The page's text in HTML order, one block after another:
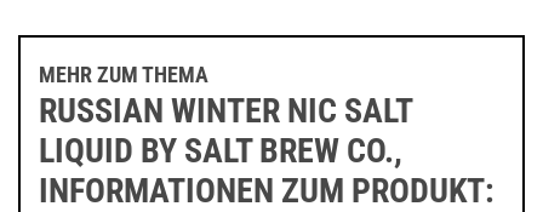
MEHR ZUM THEMA
RUSSIAN WINTER NIC SALT
LIQUID BY SALT BREW CO.,
INFORMATIONEN ZUM PRODUKT: